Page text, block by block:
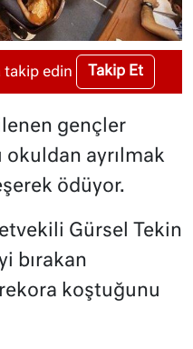
takip edin Takip Et
gençler
okuldan ayrılmak
ödüyor.
Gürsel Tekin
bırakan
koştuğunu